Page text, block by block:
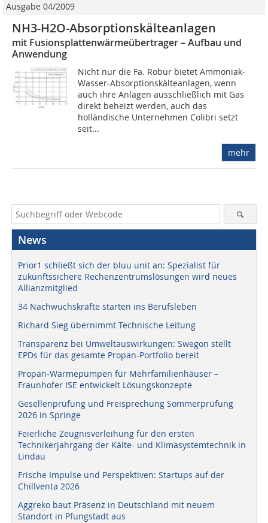
Ausgabe 04/2009
NH3-H2O-Absorptionskälteanlagen
mit Fusionsplattenwärmeübertrager – Aufbau und
Anwendung
Nicht nur die Fa. Robur bietet Ammoniak-
Wasser-Absorptionskälteanlagen, wenn
auch ihre Anlagen ausschließlich mit Gas
direkt beheizt werden, auch das
holländische Unternehmen Colibri setzt
seit...
mehr
News
Prior1 schließt sich der bluu unit an: Spezialist für
zukunftssichere Rechenzentrumslösungen wird neues
Allianzmitglied
34 Nachwuchskräfte starten ins Berufsleben
Richard Sieg übernimmt Technische Leitung
Transparenz bei Umweltauswirkungen: Swegon stellt
EPDs für das gesamte Propan-Portfolio bereit
Propan-Wärmepumpen für Mehrfamilienhäuser –
Fraunhofer ISE entwickelt Lösungskonzepte
Gesellenprüfung und Freisprechung Sommerprüfung
2026 in Springe
Feierliche Zeugnisverleihung für den ersten
Technikerjahrgang der Kälte- und Klimasystemtechnik in
Lindau
Frische Impulse und Perspektiven: Startups auf der
Chillventa 2026
Aggreko baut Präsenz in Deutschland mit neuem
Standort in Pfungstadt aus